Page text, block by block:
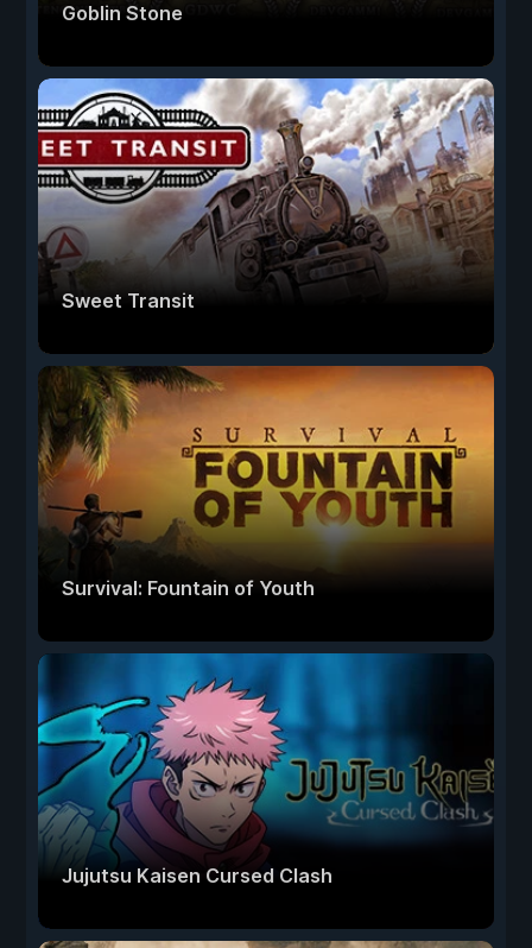
Goblin Stone
Sweet Transit
Survival: Fountain of Youth
Jujutsu Kaisen Cursed Clash